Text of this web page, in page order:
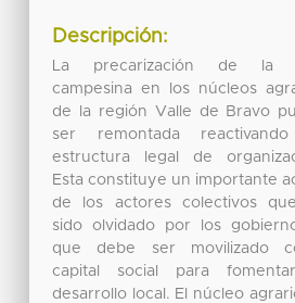
Descripción:
La precarización de la
campesina en los núcleos
de la región Valle de Bravo
ser remontada
estructura legal de
Esta constituye un importante
de los actores colectivos
sido olvidado por los
que debe ser movilizado
capital social para
desarrollo local. El núcleo